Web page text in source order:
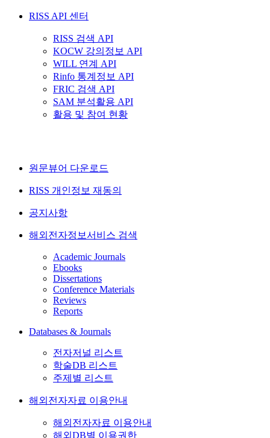
RISS API 센터
RISS 검색 API
KOCW 강의정보 API
WILL 연계 API
Rinfo 통계정보 API
FRIC 검색 API
SAM 분석활용 API
활용 및 참여 현황
원문뷰어 다운로드
RISS 개인정보 재동의
공지사항
해외전자정보서비스 검색
Academic Journals
Ebooks
Dissertations
Conference Materials
Reviews
Reports
Databases & Journals
전자저널 리스트
학술DB 리스트
주제별 리스트
해외전자자료 이용안내
해외전자자료 이용안내
해외DB별 이용권한